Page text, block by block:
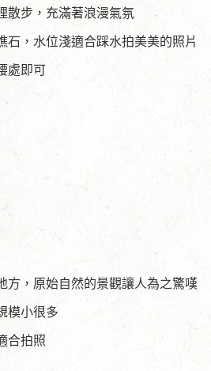
散步，充滿著浪漫氣氛
石，水位淺適合踩水拍美美的照片
處即可
方，原始自然的景觀讓人為之驚嘆
模小很多
合拍照